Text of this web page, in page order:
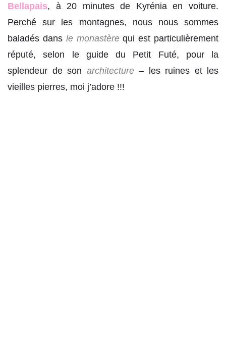
Bellapais, à 20 minutes de Kyrénia en voiture.
Perché sur les montagnes, nous nous sommes
baladés dans le monastère qui est particulièrement
réputé, selon le guide du Petit Futé, pour la
splendeur de son architecture– les ruines et les
vieilles pierres, moi j’adore !!!